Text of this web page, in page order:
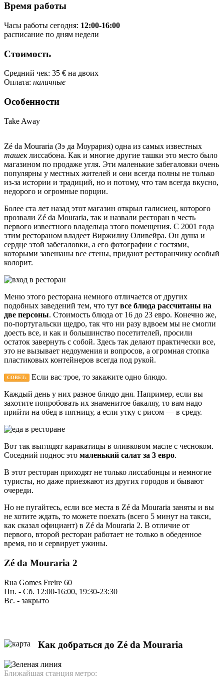
Время работы
Часы работы сегодня: 12:00-16:00
расписание по дням недели
Стоимость
Средний чек: 35 € на двоих
Оплата: наличные
Особенности
Take Away
Zé da Mouraria (Зэ да Моурария) одна из самых известных
ташеклиссабона. Как и многие другие ташки это место было
магазином по продаже угля. Эти маленькие забегаловки очень
популярны у местных жителей и они всегда полны не только
из-за истории и традиций, но и потому, что там всегда вкусно,
недорого и огромные порции.
Более ста лет назад этот магазин открыл галисиец, которого
прозвали Zé da Mouraria, так и назвали ресторан в честь
первого известного владельца этого помещения. С 2001 года
этим рестораном владеет Виржилиу Оливейра. Он душа и
сердце этой забегаловки, а его фотографии с гостями,
которыми завешаны все стены, придают ресторанчику особый
колорит.
Меню этого ресторана немного отличается от других
подобных заведений тем, что тут все блюда рассчитаны на
две персоны. Стоимость блюда от 16 до 23 евро. Конечно же,
по-португальски щедро, так что ни разу вдвоем мы не смогли
доесть все, и как и большинство посетителей, просили
остаток завернуть с собой. Здесь так делают практически все,
это не вызывает недоумения и вопросов, а огромная стопка
пластиковых контейнеров всегда под рукой.
СОВЕТ: Если вас трое, то закажите одно блюдо.
Каждый день у них разное блюдо дня. Например, если вы
захотите попробовать их знаменитое бакаляу, то вам надо
прийти на обед в пятницу, а если утку с рисом — в среду.
Вот так выглядят каракатицы в оливковом масле с чесноком.
Соседний поднос это маленький салат за 3 евро.
В этот ресторан приходят не только лиссабонцы и немногие
туристы, но даже приезжают из других городов и бывают
очереди.
Но не пугайтесь, если все места в Zé da Mouraria заняты и вы
не хотите ждать, то можете поехать (всего 5 минут на такси,
как сказал официант) в Zé da Mouraria 2. В отличие от
первого, второй ресторан работает не только в обеденное
время, но и сервирует ужины.
Zé da Mouraria 2
Rua Gomes Freire 60
Пн. - Сб. 12:00-16:00, 19:30-23:30
Вс. - закрыто
Как добраться до Zé da Mouraria
Ближайшая станция метро: